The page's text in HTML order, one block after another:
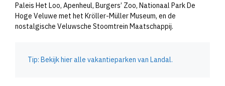
Paleis Het Loo, Apenheul, Burgers’ Zoo, Nationaal Park De
Hoge Veluwe met het Kröller-Müller Museum, en de
nostalgische Veluwsche Stoomtrein Maatschappij.
Tip: Bekijk hier alle vakantieparken van Landal.